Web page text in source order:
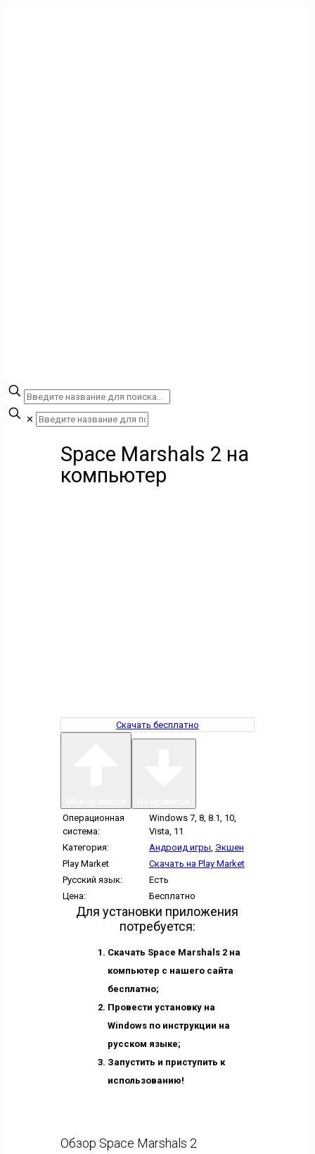
✕
Space Marshals 2 на
компьютер
Скачать бесплатно
Операционная
система:
Windows 7, 8, 8.1, 10,
Vista, 11
Категория:
Андроид игры, Экшен
Play Market
Скачать на Play Market
Русский язык:
Есть
Цена:
Бесплатно
Для установки приложения
потребуется:
Скачать Space Marshals 2 на
компьютер с нашего сайта
бесплатно;
Провести установку на
Windows по инструкции на
русском языке;
Запустить и приступить к
использованию!
Обзор Space Marshals 2